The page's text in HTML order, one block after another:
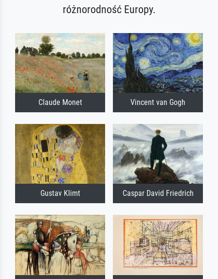
różnorodność Europy.
Claude Monet Vincent van Gogh
Gustav Klimt Caspar David Friedrich